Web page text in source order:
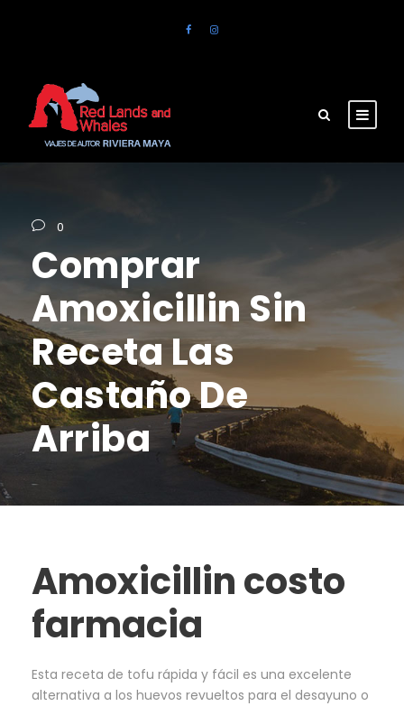
0
Comprar
Amoxicillin Sin
Receta Las
Castaño De
Arriba
Amoxicillin costo
farmacia
Esta receta de tofu rápida y fácil es una excelente
alternativa a los huevos revueltos para el desayuno o